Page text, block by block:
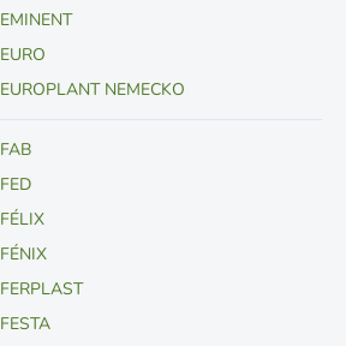
EMINENT
EURO
EUROPLANT NEMECKO
FAB
FED
FÉLIX
FÉNIX
FERPLAST
FESTA